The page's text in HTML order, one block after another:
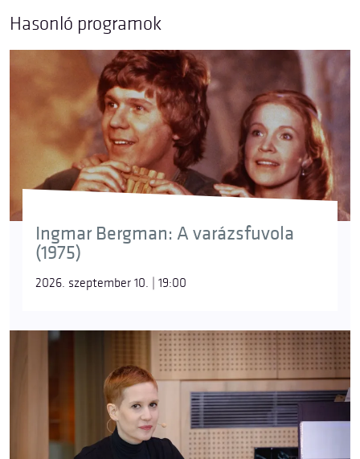
Hasonló programok
Ingmar Bergman: A varázsfuvola
(1975)
2026. szeptember 10. | 19:00